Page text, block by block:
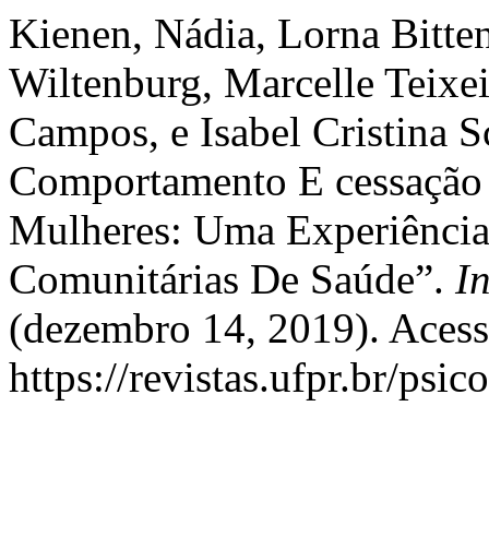
Kienen, Nádia, Lorna
Wiltenburg, Marcelle
Campos, e Isabel Cristina
Comportamento E
Mulheres: Uma
Comunitárias De Saúde”.
(dezembro 14, 2019).
https://revistas.ufpr.br/